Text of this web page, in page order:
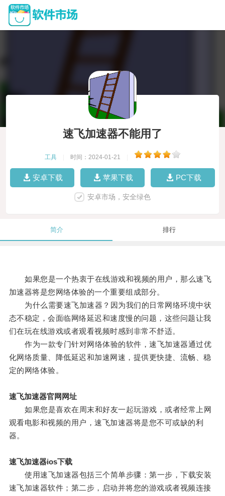
速飞加速器不能用了
工具 时间：2024-01-21
安卓下载 苹果下载 PC下载
安卓市场，安全绿色
简介 排行
如果您是一个热衷于在线游戏和视频的用户，那么速飞
加速器将是您网络体验的一个重要组成部分。
为什么需要速飞加速器？因为我们的日常网络环境中状
态不稳定，会面临网络延迟和速度慢的问题，这些问题让我
们在玩在线游戏或者观看视频时感到非常不舒适。
作为一款专门针对网络体验的软件，速飞加速器通过优
化网络质量、降低延迟和加速网速，提供更快捷、流畅、稳
定的网络体验。
速飞加速器官网网址
如果您是喜欢在周末和好友一起玩游戏，或者经常上网
观看电影和视频的用户，速飞加速器将是您不可或缺的利
器。
速飞加速器ios下载
使用速飞加速器包括三个简单步骤：第一步，下载安装
速飞加速器软件；第二步，启动并将您的游戏或者视频连接